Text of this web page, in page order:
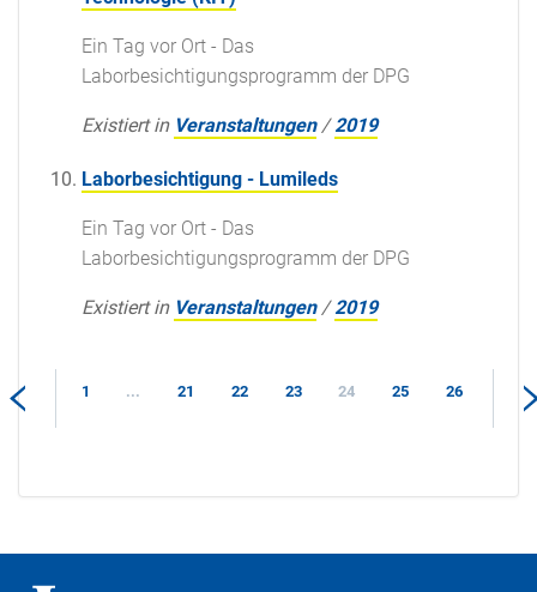
Ein Tag vor Ort - Das
Laborbesichtigungsprogramm der DPG
Existiert in Veranstaltungen /2019
Laborbesichtigung - Lumileds
Ein Tag vor Ort - Das
Laborbesichtigungsprogramm der DPG
Existiert in Veranstaltungen /2019
1 ... 21 22 23 24 25 26